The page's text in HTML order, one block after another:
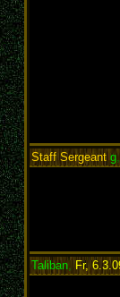
Staff Sergeantg,
Taliban,Fr,